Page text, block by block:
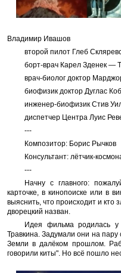
Владимир Ивашов
второй пилот Глеб
борт-врач Карел Зденек —
врач-биолог доктор
биофизик доктор Дуглас
инженер-биофизик Стив
диспетчер Центра Луис
---
Композитор: Борис Рычков
Консультант: лётчик-
---
Начну с главного:
карточке, в кинопоиске или в
выяснить, что происходит и кто
дворецкий назван.
Идея фильма родилась у
Травкина. Задумали они на
Земли в далёком прошлом.
говорили киты". Но всё пошло